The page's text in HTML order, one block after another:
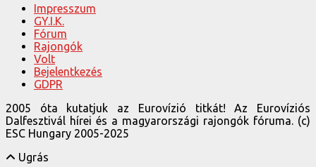
Impresszum
GY.I.K.
Fórum
Rajongók
Volt
Bejelentkezés
GDPR
2005 óta kutatjuk az Eurovízió titkát! Az Eurovíziós
Dalfesztivál hírei és a magyarországi rajongók fóruma. (c)
ESC Hungary 2005-2025
Ugrás